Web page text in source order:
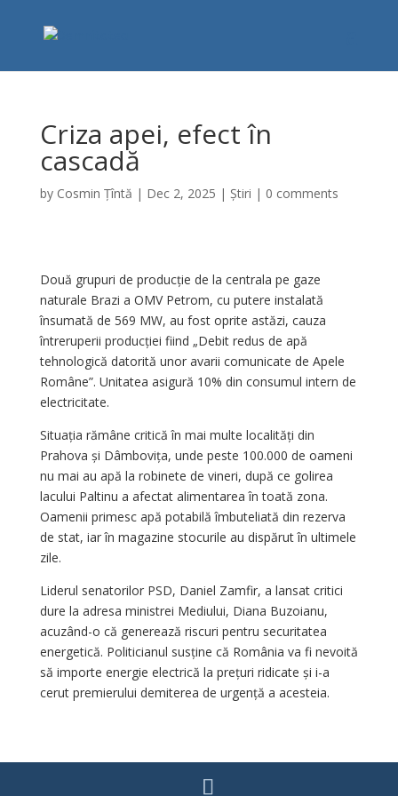
Criza apei, efect în
cascadă
by Cosmin Țîntă | Dec 2, 2025 | Știri | 0 comments
Două grupuri de producție de la centrala pe gaze
naturale Brazi a OMV Petrom, cu putere instalată
însumată de 569 MW, au fost oprite astăzi, cauza
întreruperii producției fiind „Debit redus de apă
tehnologică datorită unor avarii comunicate de Apele
Române”. Unitatea asigură 10% din consumul intern de
electricitate.
Situația rămâne critică în mai multe localități din
Prahova și Dâmbovița, unde peste 100.000 de oameni
nu mai au apă la robinete de vineri, după ce golirea
lacului Paltinu a afectat alimentarea în toată zona.
Oamenii primesc apă potabilă îmbuteliată din rezerva
de stat, iar în magazine stocurile au dispărut în ultimele
zile.
Liderul senatorilor PSD, Daniel Zamfir, a lansat critici
dure la adresa ministrei Mediului, Diana Buzoianu,
acuzând-o că generează riscuri pentru securitatea
energetică. Politicianul susține că România va fi nevoită
să importe energie electrică la prețuri ridicate și i-a
cerut premierului demiterea de urgență a acesteia.